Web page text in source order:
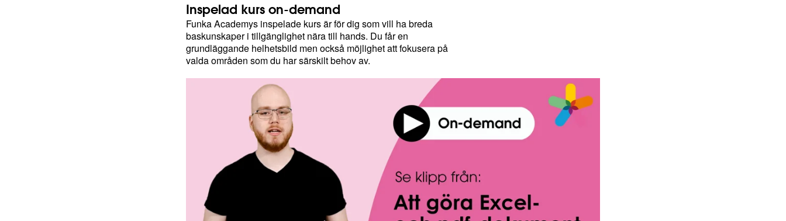
Inspelad kurs on-demand
Funka Academys inspelade kurs är för dig som vill ha breda
baskunskaper i tillgänglighet nära till hands. Du får en
grundläggande helhetsbild men också möjlighet att fokusera på
valda områden som du har särskilt behov av.